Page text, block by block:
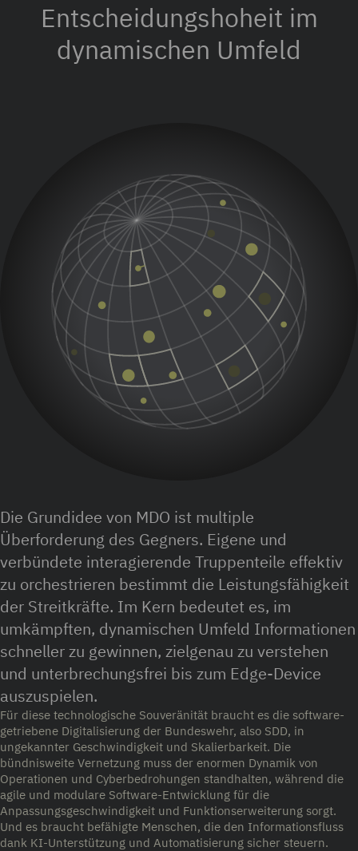
Entscheidungshoheit im
dynamischen Umfeld
Die Grundidee von MDO ist multiple
Überforderung des Gegners. Eigene und
verbündete interagierende Truppenteile effektiv
zu orchestrieren bestimmt die Leistungsfähigkeit
der Streitkräfte. Im Kern bedeutet es, im
umkämpften, dynamischen Umfeld Informationen
schneller zu gewinnen, zielgenau zu verstehen
und unterbrechungsfrei bis zum Edge-Device
auszuspielen.
Für diese technologische Souveränität braucht es die software-
getriebene Digitalisierung der Bundeswehr, also SDD, in
ungekannter Geschwindigkeit und Skalierbarkeit. Die
bündnisweite Vernetzung muss der enormen Dynamik von
Operationen und Cyberbedrohungen standhalten, während die
agile und modulare Software-Entwicklung für die
Anpassungsgeschwindigkeit und Funktionserweiterung sorgt.
Und es braucht befähigte Menschen, die den Informationsfluss
dank KI-Unterstützung und Automatisierung sicher steuern.